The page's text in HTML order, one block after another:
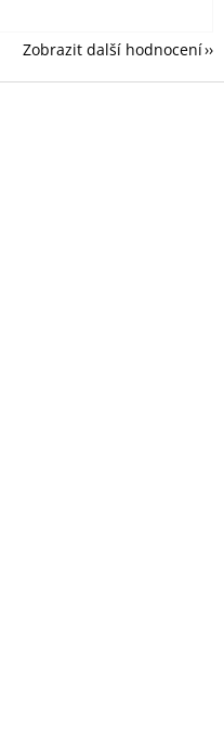
Zobrazit další hodnocení